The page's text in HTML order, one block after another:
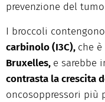
prevenzione del
I broccoli
carbinolo (I3C), che
Bruxelles, e sarebbe
contrasta la crescita
oncosoppressori più